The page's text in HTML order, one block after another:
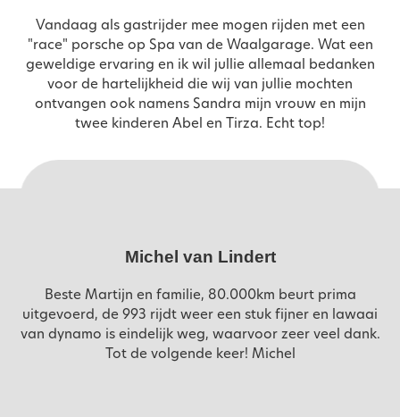
Vandaag als gastrijder mee mogen rijden met een
"race" porsche op Spa van de Waalgarage. Wat een
geweldige ervaring en ik wil jullie allemaal bedanken
voor de hartelijkheid die wij van jullie mochten
ontvangen ook namens Sandra mijn vrouw en mijn
twee kinderen Abel en Tirza. Echt top!
Michel van Lindert
Beste Martijn en familie, 80.000km beurt prima
uitgevoerd, de 993 rijdt weer een stuk fijner en lawaai
van dynamo is eindelijk weg, waarvoor zeer veel dank.
Tot de volgende keer! Michel